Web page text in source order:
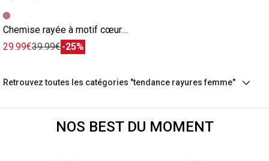
Image précédente
Image suivante
Chemise rayée à motif cœur rose
29.99€39.99€-25%
Retrouvez toutes les catégories "tendance rayures femme"
NOS BEST DU MOMENT